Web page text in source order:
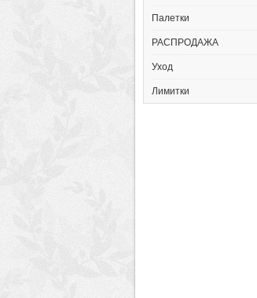
Палетки
РАСПРОДАЖА
Уход
Лимитки